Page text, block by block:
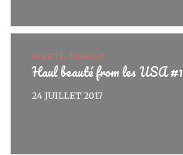
BEAUTÉ, MAKEUP
Haul beauté from les USA #1
24 JUILLET 2017